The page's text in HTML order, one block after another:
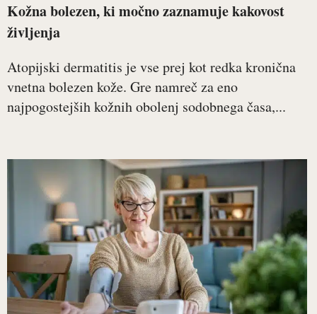
Kožna bolezen, ki močno zaznamuje kakovost
življenja
Atopijski dermatitis je vse prej kot redka kronična
vnetna bolezen kože. Gre namreč za eno
najpogostejših kožnih obolenj sodobnega časa,...